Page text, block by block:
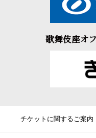
歌舞伎座オ
チケットに関するご案内